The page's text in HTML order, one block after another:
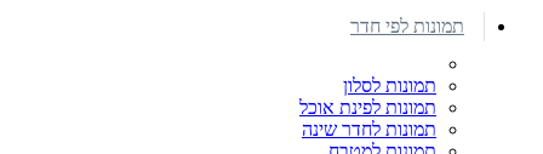
תמונות לפי חדר
תמונות לסלון
תמונות לפינת אוכל
תמונות לחדר שינה